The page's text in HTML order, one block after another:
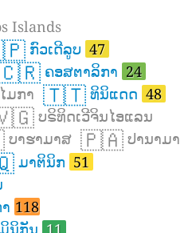
Islands
ກົວເດີລູບ 47
ຄອສຕາລິກາ 24
ມກາ 🇹🇹 ທິນິແດດ 48
ບຣິທິດເວີຈິນໄອແລນ
ບາຮາມາສ 🇵🇦 ປານາມາ
ມາຕິນິກ 51
118
ນິກັນ 11